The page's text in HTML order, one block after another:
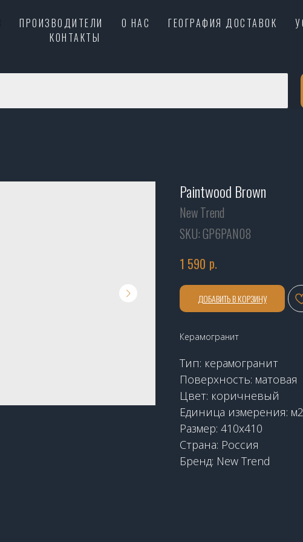
ПРОИЗВОДИТЕЛИ О НАС ГЕОГРАФИЯ ДОСТАВОК
КОНТАКТЫ
Paintwood Brown
New Trend
SKU:GP6PAN08
1 590 р.
ДОБАВИТЬ В КОРЗИНУ
Керамогранит
Тип: керамогранит
Поверхность: матовая
Цвет: коричневый
Единица измерения: м2
Размер: 410х410
Страна: Россия
Бренд: New Trend